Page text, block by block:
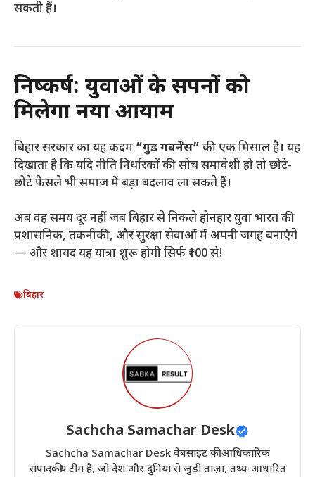
सकती हैं।
निष्कर्ष: युवाओं के सपनों को
मिलेगा नया आयाम
बिहार सरकार का यह कदम “गुड गवर्नेंस” की एक मिसाल है। यह
दिखाता है कि यदि नीति निर्धारकों की सोच समावेशी हो तो छोटे-
छोटे फैसले भी समाज में बड़ा बदलाव ला सकते हैं।
अब वह समय दूर नहीं जब बिहार से निकले होनहार युवा भारत की
प्रशासनिक, तकनीकी, और सुरक्षा सेवाओं में अपनी जगह बनाएंगे
— और शायद यह यात्रा शुरू होगी सिर्फ ₹100 से!
बिहार
Sachcha Samachar Desk
Sachcha Samachar Desk वेबसाइट की आधिकारिक
संपादकीय टीम है, जो देश और दुनिया से जुड़ी ताज़ा, तथ्य-आधारित